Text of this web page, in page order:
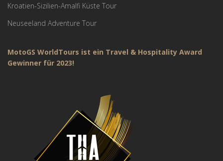
Kroatien-Sizilien-Amalfi Küste Tour
Neuseeland Adventure Tour
MotoGS WorldTours ist ein Travel & Hospitality Award
Gewinner für 2023!